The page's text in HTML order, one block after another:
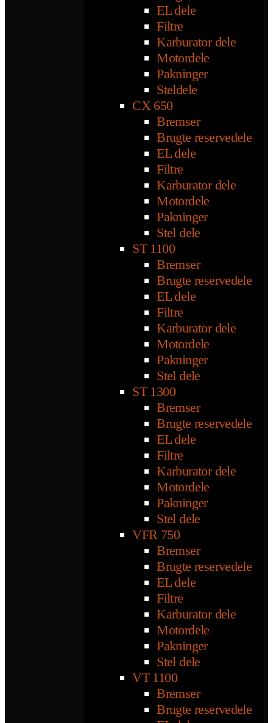
EL dele
Filtre
Karburator dele
Motordele
Pakninger
Steldele
CX 650
Bremser
Brugte reservedele
EL dele
Filtre
Karburator dele
Motordele
Pakninger
Stel dele
ST 1100
Bremser
Brugte reservedele
EL dele
Filtre
Karburator dele
Motordele
Pakninger
Stel dele
ST 1300
Bremser
Brugte reservedele
EL dele
Filtre
Karburator dele
Motordele
Pakninger
Stel dele
VFR 750
Bremser
Brugte reservedele
EL dele
Filtre
Karburator dele
Motordele
Pakninger
Stel dele
VT 1100
Bremser
Brugte reservedele